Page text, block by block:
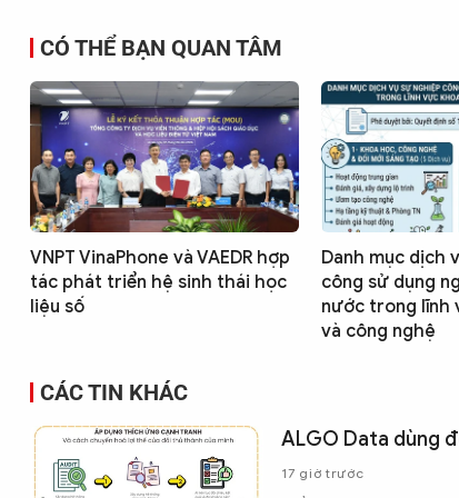
CÓ THỂ BẠN QUAN TÂM
VNPT VinaPhone và VAEDR hợp
tác phát triển hệ sinh thái học
liệu số
Danh mục dịch
công sử dụng
nước trong lĩnh
và công nghệ
CÁC TIN KHÁC
ALGO Data dùng
17 giờ trước